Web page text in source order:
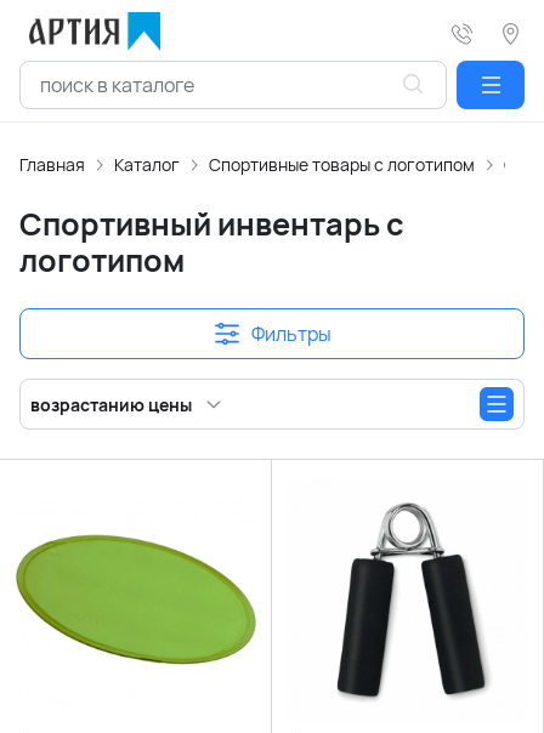
Главная Каталог Спортивные товары с логотипом
Спортивный инвентарь с
логотипом
Фильтры
возрастанию цены